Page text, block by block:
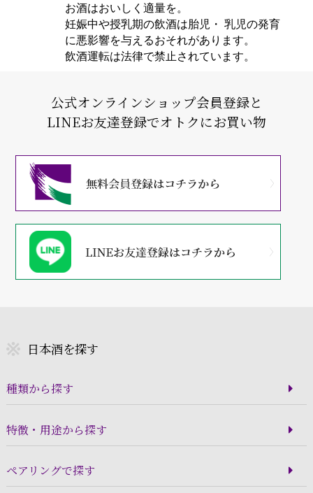
お酒はおいしく適量を。
妊娠中や授乳期の飲酒は胎児・ 乳児の発育
に悪影響を与えるおそれがあります。
飲酒運転は法律で禁止されています。
公式オンラインショップ会員登録と
LINEお友達登録でオトクにお買い物
日本酒を探す
種類から探す
特徴・用途から探す
ペアリングで探す